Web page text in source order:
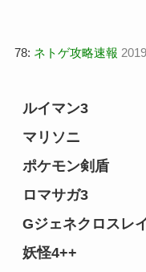
78: ネトゲ攻略速報
ルイマン3
マリソニ
ポケモン剣盾
ロマサガ3
Gジェネクロスレ
妖怪4++